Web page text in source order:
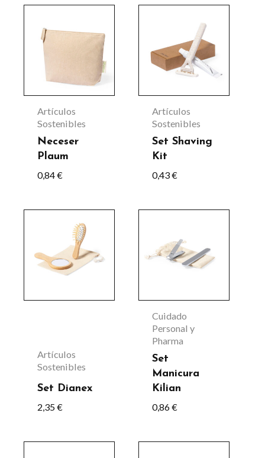
Artículos
Sostenibles
Neceser
Plaum
0,84€
producto
tiene
múltiples
variantes.
opciones
se
pueden
elegir
la
de
producto
Artículos
Sostenibles
Set Shaving
Kit
0,43€
Artículos
Sostenibles
Set Dianex
2,35€
Cuidado
Personal y
Pharma
Set
Manicura
Kilian
0,86€